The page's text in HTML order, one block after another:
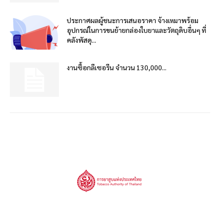
ประกาศผลผู้ชนะการเสนอราคา จ้างเหมาพร้อม
อุปกรณ์ในการขนย้ายกล่องใบยาและวัตถุดิบอื่นๆ ที่
คลังพัสดุ...
งานซื้อกลีเซอรีน จำนวน 130,000...